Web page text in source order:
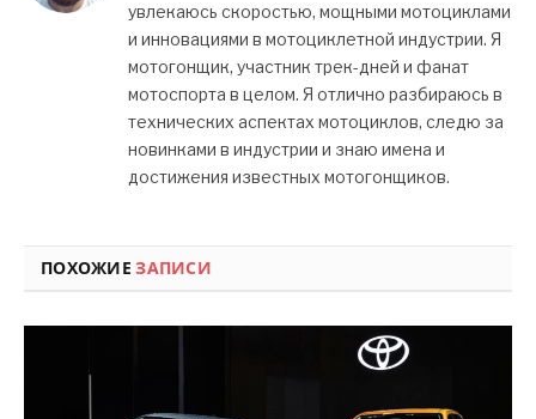
увлекаюсь скоростью, мощными мотоциклами
и инновациями в мотоциклетной индустрии. Я
мотогонщик, участник трек-дней и фанат
мотоспорта в целом. Я отлично разбираюсь в
технических аспектах мотоциклов, следю за
новинками в индустрии и знаю имена и
достижения известных мотогонщиков.
ПОХОЖИЕЗАПИСИ